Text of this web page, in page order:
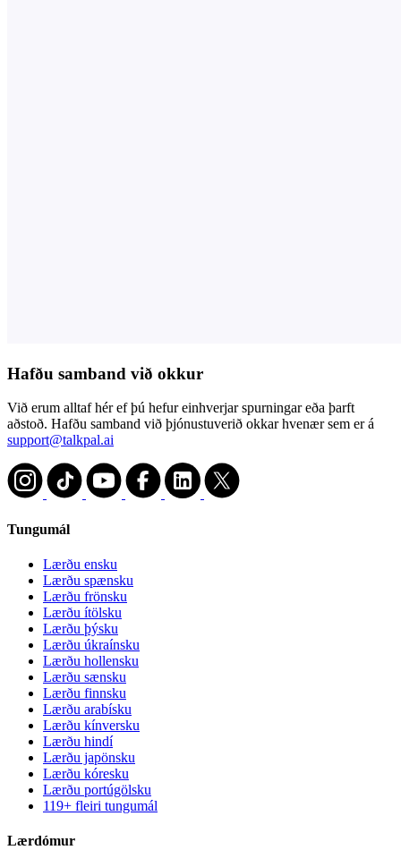
Hafðu samband við okkur
Við erum alltaf hér ef þú hefur einhverjar spurningar eða þarft
aðstoð. Hafðu samband við þjónustuverið okkar hvenær sem er á
support@talkpal.ai
Tungumál
Lærðu ensku
Lærðu spænsku
Lærðu frönsku
Lærðu ítölsku
Lærðu þýsku
Lærðu úkraínsku
Lærðu hollensku
Lærðu sænsku
Lærðu finnsku
Lærðu arabísku
Lærðu kínversku
Lærðu hindí
Lærðu japönsku
Lærðu kóresku
Lærðu portúgölsku
119+ fleiri tungumál
Lærdómur